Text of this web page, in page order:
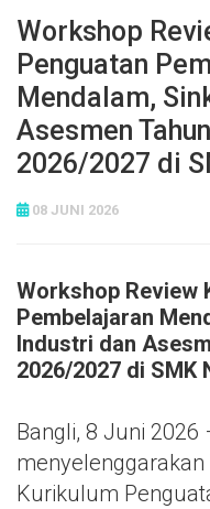
Workshop
Penguatan
Mendalam,
Asesmen
2026/2027 di
08 JUNI 2026
Workshop Review
Pembelajaran
Industri dan
2026/2027 di SMK
Bangli, 8 Juni 2026
Kurikulum